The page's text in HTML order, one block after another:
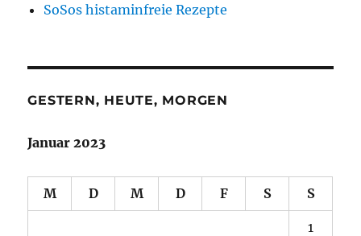
SoSos histaminfreie Rezepte
GESTERN, HEUTE, MORGEN
Januar 2023
M D M D F S S
1